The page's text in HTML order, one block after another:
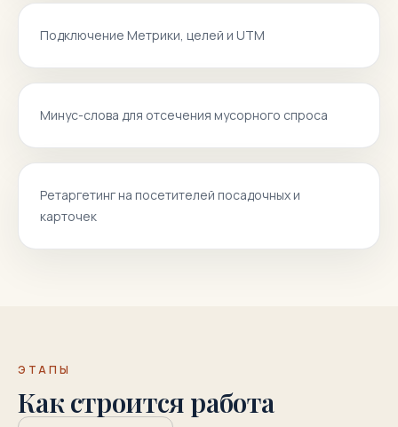
Подключение Метрики, целей и UTM
Минус-слова для отсечения мусорного спроса
Ретаргетинг на посетителей посадочных и
карточек
ЭТАПЫ
Как строится работа